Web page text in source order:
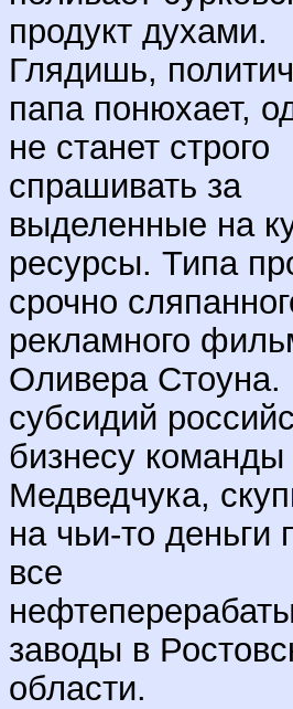
продукт духами.
Глядишь,
папа понюхает,
не станет строго
спрашивать за
выделенные на
ресурсы. Типа
срочно
рекламного
Оливера Стоуна.
субсидий
бизнесу команды
Медведчука,
на чьи-то деньги
все
заводы в
области.